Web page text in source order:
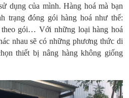
dụng của mình. Hàng hoá mà bạn
trạng đóng gói hàng hoá như thế:
gói… Với những loại hàng hoá
nhau sẽ có những phương thức di
thiết bị nâng hàng không giống